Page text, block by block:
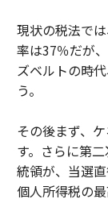
現状の税法で
率は37％だが
ズベルトの時
う。
その後まず、
す。さらに第
統領が、当選
個人所得税の